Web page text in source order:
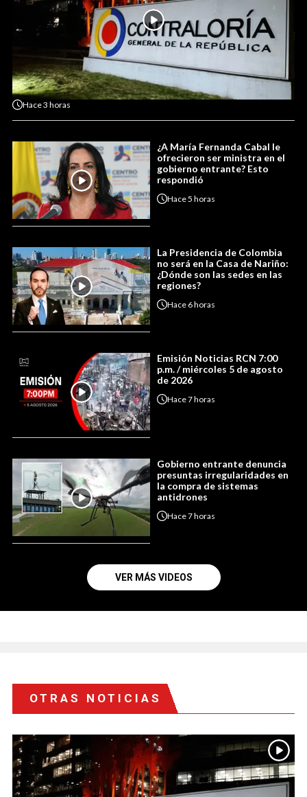
Hace3 horas
¿A María Fernanda Cabal le
ofrecieron ser ministra en el
gobierno entrante? Esto
respondió
Hace5 horas
La Presidencia de Colombia
no será en la Casa de Nariño:
¿Dónde son las sedes en las
regiones?
Hace 6 horas
Emisión Noticias RCN 7:00
p.m. / miércoles 5 de agosto
de 2026
Hace7 horas
Gobierno entrante denuncia
presuntas irregularidades en
la compra de sistemas
antidrones
Hace7 horas
VER MÁS VIDEOS
OTRAS NOTICIAS